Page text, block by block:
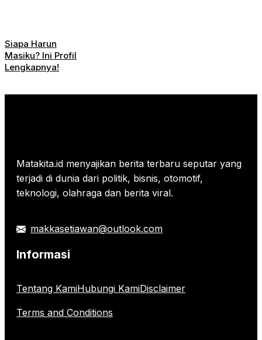
Siapa Harun
Masiku? Ini Profil
Lengkapnya!
Matakita.id menyajikan berita terbaru seputar yang
terjadi di dunia dari politik, bisnis, otomotif,
teknologi, olahraga dan berita viral.
makkasetiawan@outlook.com
Informasi
Tentang KamiHubungi KamiDisclaimer
Terms and Conditions